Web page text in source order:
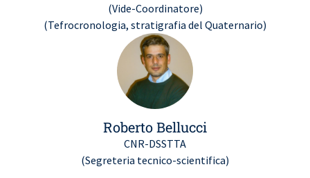
(Vide-Coordinatore)
(Tefrocronologia, stratigrafia del Quaternario)
Roberto Bellucci
CNR-DSSTTA
(Segreteria tecnico-scientifica)